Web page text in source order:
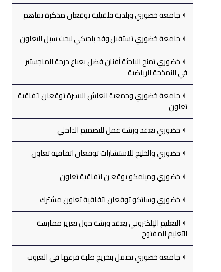
جامعة خضوري وبلدية قلقيلية توقعان مذكرة تفاهم
جامعة خضوري تستقبل وفد بلجيكي لبحث سبل التعاون
خضوري تمنح الباحثة أفنان فضل بعباع درجة الماجستير
في النمذجة الرياضية
جامعة خضوري وجمعية انعاش الاسرة توقعان اتفاقية
تعاون
خضوري تعقد ورشة عمل للتصميم الداخلي
خضوري والخليج للاستشارات توقعان اتفاقية تعاون
خضوري وميلمكو يوقعان اتفاقية تعاون
خضوري وساتكو توقعان اتفاقية تعاون مشترك
التعليم الإلكتروني يعقد ورشة حول تعزيز ممارسة
التعليم المفتوح
جامعة خضوري تحتفل بتخريج طلبة فرعها في العروب